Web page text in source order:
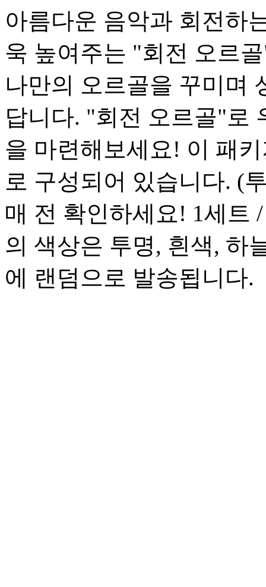
아름다운 음악과 회전하
욱 높여주는 "회전 오르
나만의 오르골을 꾸미며
답니다. "회전 오르골"로
을 마련해보세요! 이 패
로 구성되어 있습니다. (
매 전 확인하세요! 1세트
의 색상은 투명, 흰색, 하
에 랜덤으로 발송됩니다.